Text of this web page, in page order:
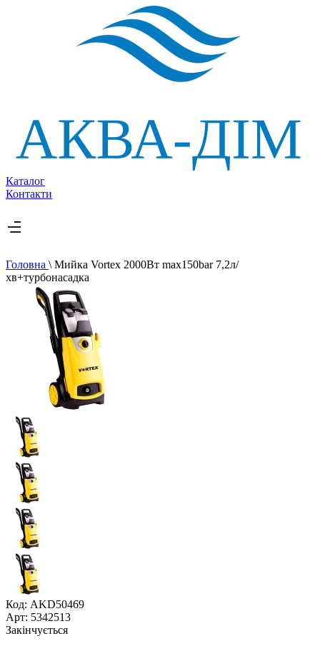
Каталог
Контакти
Головна \ Мийка Vortex 2000Вт max150bar 7,2л/
хв+турбонасадка
Код: AKD50469
Арт: 5342513
Закінчується